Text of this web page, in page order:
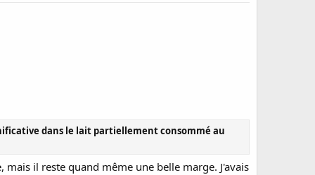
dans le lait partiellement consommé au
il reste quand même une belle marge. J'avais